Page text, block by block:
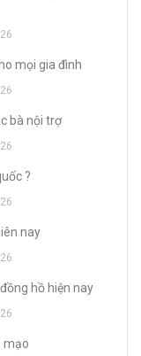
mọi gia đình
bà nội trợ
?
nay
hồ hiện nay
mạo